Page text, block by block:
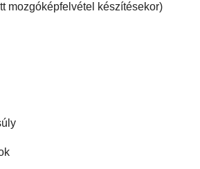
mozgóképfelvétel készítésekor)